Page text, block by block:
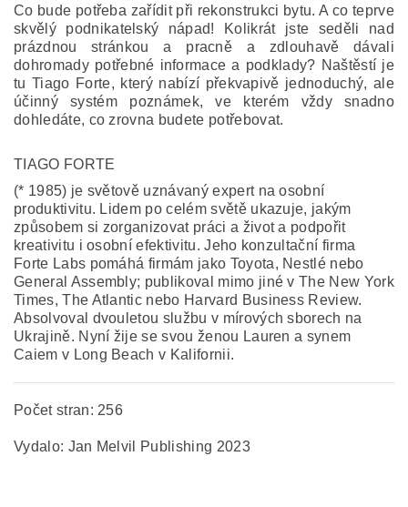
Co bude potřeba zařídit při rekonstrukci bytu. A co teprve
skvělý podnikatelský nápad! Kolikrát jste seděli nad
prázdnou stránkou a pracně a zdlouhavě dávali
dohromady potřebné informace a podklady? Naštěstí je
tu Tiago Forte, který nabízí překvapivě jednoduchý, ale
účinný systém poznámek, ve kterém vždy snadno
dohledáte, co zrovna budete potřebovat.
TIAGO FORTE
(* 1985) je světově uznávaný expert na osobní
produktivitu. Lidem po celém světě ukazuje, jakým
způsobem si zorganizovat práci a život a podpořit
kreativitu i osobní efektivitu. Jeho konzultační firma
Forte Labs pomáhá firmám jako Toyota, Nestlé nebo
General Assembly; publikoval mimo jiné v The New York
Times, The Atlantic nebo Harvard Business Review.
Absolvoval dvouletou službu v mírových sborech na
Ukrajině. Nyní žije se svou ženou Lauren a synem
Caiem v Long Beach v Kalifornii.
Počet stran: 256
Vydalo: Jan Melvil Publishing 2023